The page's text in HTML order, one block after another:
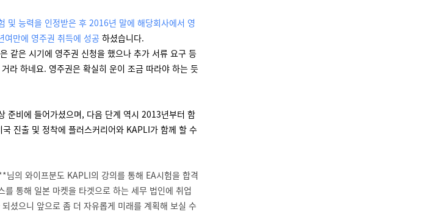
및 능력을 인정받은 후 2016년 말에 해당회사에서 영
만에 영주권 취득에 성공 하셨습니다.
같은 시기에 영주권 신청을 했으나 추가 서류 요구 등
라 하네요. 영주권은 확실히 운이 조금 따라야 하는 듯
준비에 들어가셨으며, 다음 단계 역시 2013년부터 함
진출 및 정착에 플러스커리어와 KAPLI가 함께 할 수
의 와이프분도 KAPLI의 강의를 통해 EA시험을 합격
통해 일본 마켓을 타겟으로 하는 세무 법인에 취업
셨으니 앞으로 좀 더 자유롭게 미래를 계획해 보실 수